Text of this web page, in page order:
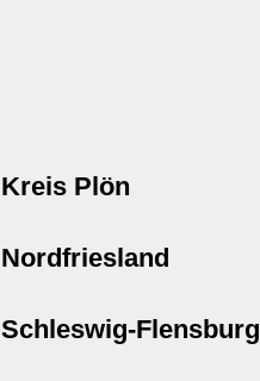
Kreis Plön
Nordfriesland
Schleswig-Flensburg